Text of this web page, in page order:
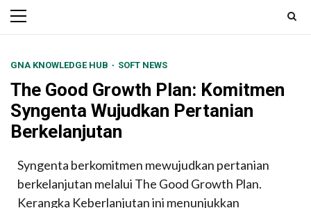
Primary
GNA KNOWLEDGE HUB SOFT NEWS
The Good Growth Plan: Komitmen
Syngenta Wujudkan Pertanian
Berkelanjutan
Syngenta berkomitmen mewujudkan pertanian
berkelanjutan melalui The Good Growth Plan.
Kerangka Keberlanjutan ini menunjukkan